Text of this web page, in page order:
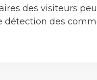
des visiteurs
détection des